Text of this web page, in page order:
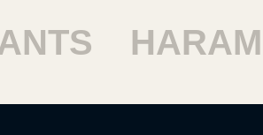
HARAM